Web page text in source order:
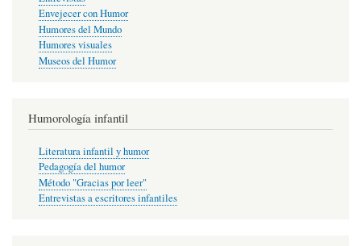
Envejecer con Humor
Humores del Mundo
Humores visuales
Museos del Humor
Humorología infantil
Literatura infantil y humor
Pedagogía del humor
Método "Gracias por leer"
Entrevistas a escritores infantiles